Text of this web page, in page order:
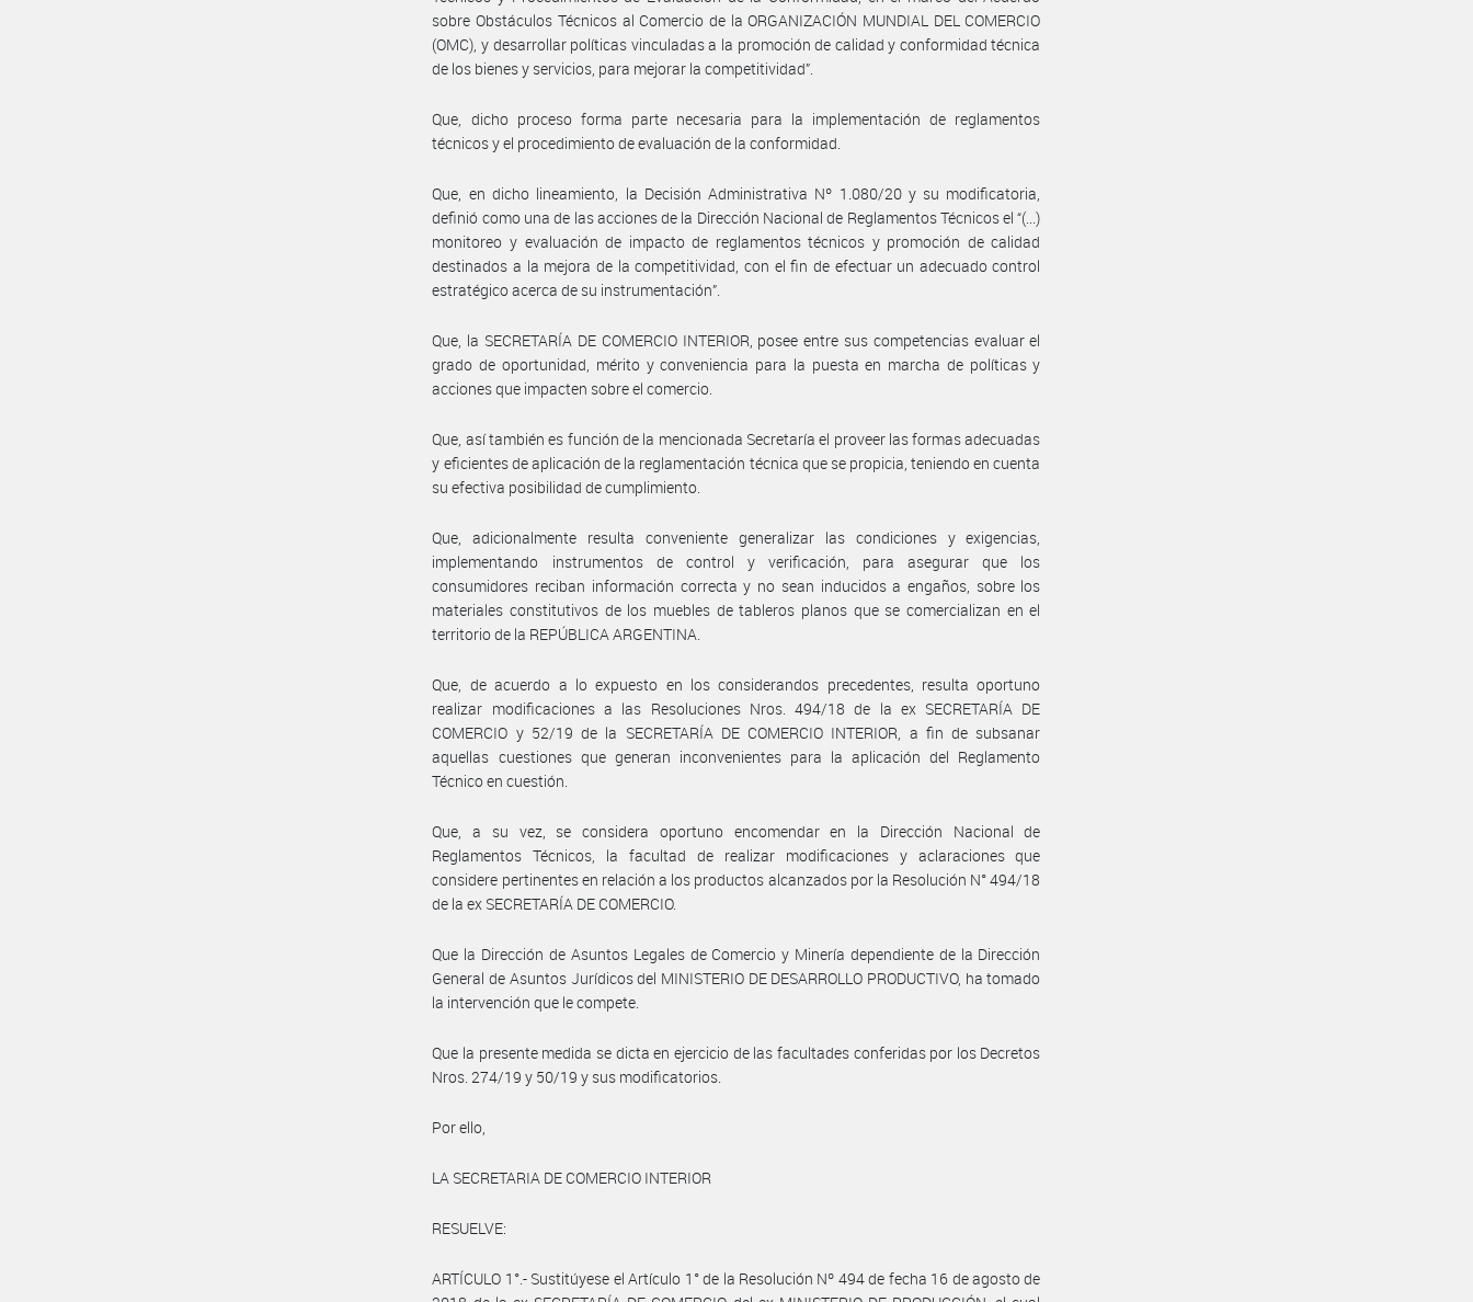
sobre Obstáculos Técnicos al Comercio de la ORGANIZACIÓN MUNDIAL DEL COMERCIO
(OMC), y desarrollar políticas vinculadas a la promoción de calidad y conformidad técnica
de los bienes y servicios, para mejorar la competitividad”.
Que, dicho proceso forma parte necesaria para la implementación de reglamentos
técnicos y el procedimiento de evaluación de la conformidad.
Que, en dicho lineamiento, la Decisión Administrativa Nº 1.080/20 y su modificatoria,
definió como una de las acciones de la Dirección Nacional de Reglamentos Técnicos el “(...)
monitoreo y evaluación de impacto de reglamentos técnicos y promoción de calidad
destinados a la mejora de la competitividad, con el fin de efectuar un adecuado control
estratégico acerca de su instrumentación”.
Que, la SECRETARÍA DE COMERCIO INTERIOR, posee entre sus competencias evaluar el
grado de oportunidad, mérito y conveniencia para la puesta en marcha de políticas y
acciones que impacten sobre el comercio.
Que, así también es función de la mencionada Secretaría el proveer las formas adecuadas
y eficientes de aplicación de la reglamentación técnica que se propicia, teniendo en cuenta
su efectiva posibilidad de cumplimiento.
Que, adicionalmente resulta conveniente generalizar las condiciones y exigencias,
implementando instrumentos de control y verificación, para asegurar que los
consumidores reciban información correcta y no sean inducidos a engaños, sobre los
materiales constitutivos de los muebles de tableros planos que se comercializan en el
territorio de la REPÚBLICA ARGENTINA.
Que, de acuerdo a lo expuesto en los considerandos precedentes, resulta oportuno
realizar modificaciones a las Resoluciones Nros. 494/18 de la ex SECRETARÍA DE
COMERCIO y 52/19 de la SECRETARÍA DE COMERCIO INTERIOR, a fin de subsanar
aquellas cuestiones que generan inconvenientes para la aplicación del Reglamento
Técnico en cuestión.
Que, a su vez, se considera oportuno encomendar en la Dirección Nacional de
Reglamentos Técnicos, la facultad de realizar modificaciones y aclaraciones que
considere pertinentes en relación a los productos alcanzados por la Resolución N° 494/18
de la ex SECRETARÍA DE COMERCIO.
Que la Dirección de Asuntos Legales de Comercio y Minería dependiente de la Dirección
General de Asuntos Jurídicos del MINISTERIO DE DESARROLLO PRODUCTIVO, ha tomado
la intervención que le compete.
Que la presente medida se dicta en ejercicio de las facultades conferidas por los Decretos
Nros. 274/19 y 50/19 y sus modificatorios.
Por ello,
LA SECRETARIA DE COMERCIO INTERIOR
RESUELVE:
ARTÍCULO 1°.- Sustitúyese el Artículo 1° de la Resolución Nº 494 de fecha 16 de agosto de